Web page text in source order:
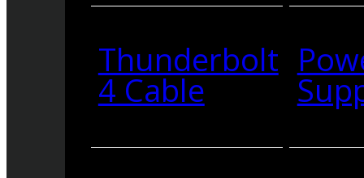
Thunderbolt
4 Cable